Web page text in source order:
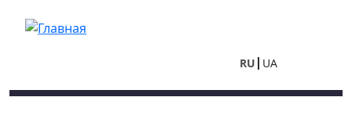
RU UA